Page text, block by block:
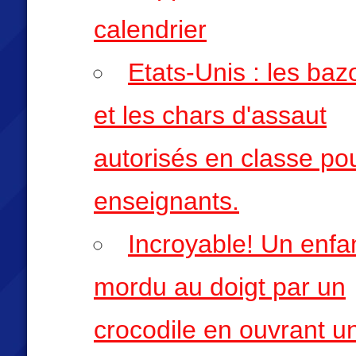
calendrier
Etats-Unis : les
et les chars d'assaut
autorisés en classe
enseignants.
Incroyable! Un
mordu au doigt par un
crocodile en ouvrant